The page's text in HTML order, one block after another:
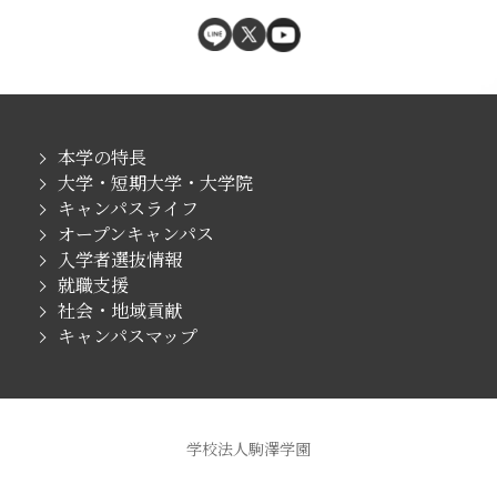
本学の特長
大学・短期大学・大学院
キャンパスライフ
オープンキャンパス
入学者選抜情報
就職支援
社会・地域貢献
キャンパスマップ
学校法人駒澤学園